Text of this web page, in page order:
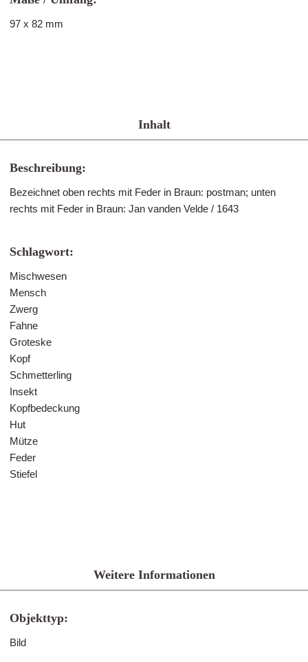
97 x 82 mm
Inhalt
Beschreibung:
Bezeichnet oben rechts mit Feder in Braun: postman; unten
rechts mit Feder in Braun: Jan vanden Velde / 1643
Schlagwort:
Mischwesen
Mensch
Zwerg
Fahne
Groteske
Kopf
Schmetterling
Insekt
Kopfbedeckung
Hut
Mütze
Feder
Stiefel
Weitere Informationen
Objekttyp:
Bild